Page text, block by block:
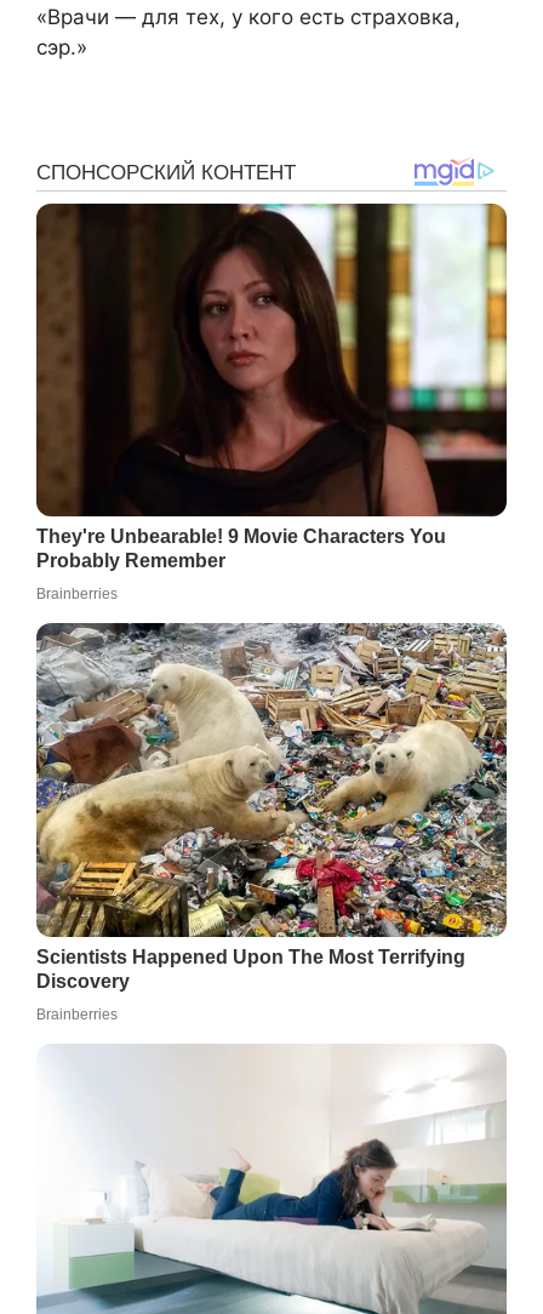
«Врачи — для тех, у кого есть страховка,
сэр.»